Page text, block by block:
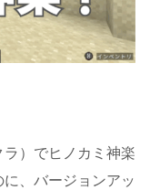
）でヒノカミ神楽
、バージョンアッ